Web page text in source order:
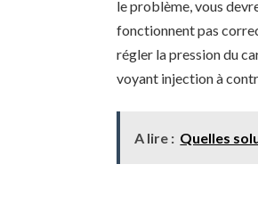
le problème, vous
fonctionnent pas
régler la pression du
voyant injection à
A lire : Quelles